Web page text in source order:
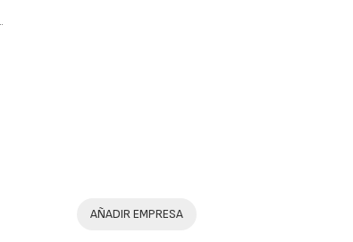
AÑADIR EMPRESA